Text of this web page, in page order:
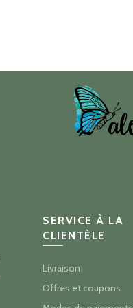
SERVICE À LA
CLIENTÈLE
Livraison
Offres et coupons